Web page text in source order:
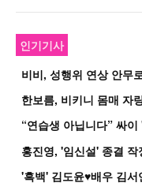
인기기사
한보름, 비키니 몸매 자